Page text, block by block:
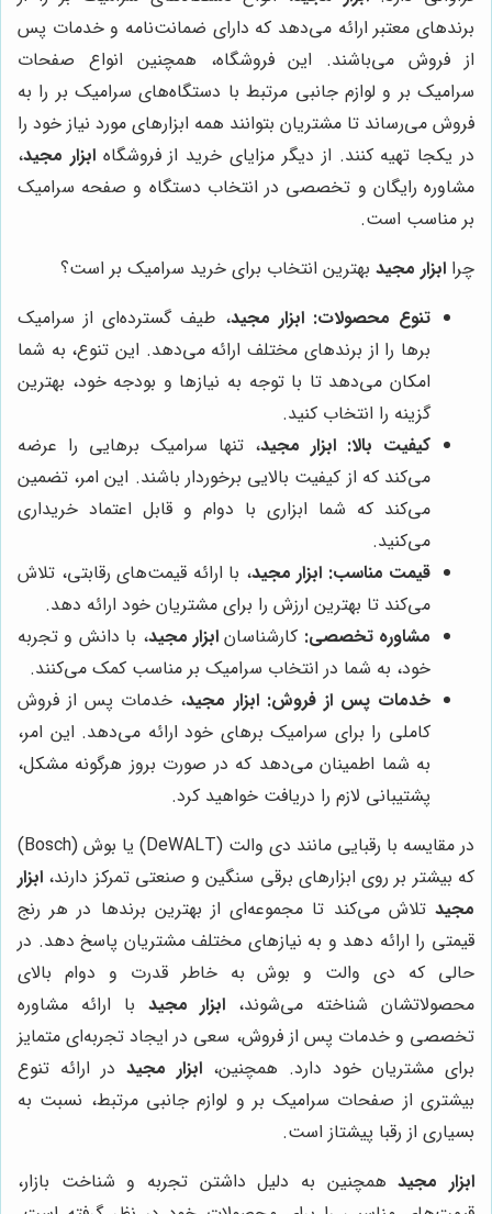
برندهای معتبر ارائه می‌دهد که دارای ضمانت‌نامه و خدمات پس
از فروش می‌باشند. این فروشگاه، همچنین انواع صفحات
سرامیک بر و لوازم جانبی مرتبط با دستگاه‌های سرامیک بر را به
فروش می‌رساند تا مشتریان بتوانند همه ابزارهای مورد نیاز خود را
در یکجا تهیه کنند. از دیگر مزایای خرید از فروشگاهابزار مجید،
مشاوره رایگان و تخصصی در انتخاب دستگاه و صفحه سرامیک
بر مناسب است.
چرا ابزار مجید بهترین انتخاب برای خرید سرامیک بر است؟
تنوع محصولات: ابزار مجید، طیف گسترده‌ای از سرامیک
برها را از برندهای مختلف ارائه می‌دهد. این تنوع، به شما
امکان می‌دهد تا با توجه به نیازها و بودجه خود، بهترین
گزینه را انتخاب کنید.
کیفیت بالا: ابزار مجید، تنها سرامیک برهایی را عرضه
می‌کند که از کیفیت بالایی برخوردار باشند. این امر، تضمین
می‌کند که شما ابزاری با دوام و قابل اعتماد خریداری
می‌کنید.
قیمت مناسب: ابزار مجید، با ارائه قیمت‌های رقابتی، تلاش
می‌کند تا بهترین ارزش را برای مشتریان خود ارائه دهد.
مشاوره تخصصی: کارشناسانابزار مجید، با دانش و تجربه
خود، به شما در انتخاب سرامیک بر مناسب کمک می‌کنند.
خدمات پس از فروش: ابزار مجید، خدمات پس از فروش
کاملی را برای سرامیک برهای خود ارائه می‌دهد. این امر،
به شما اطمینان می‌دهد که در صورت بروز هرگونه مشکل،
پشتیبانی لازم را دریافت خواهید کرد.
در مقایسه با رقبایی مانند دی والت (DeWALT) یا بوش (Bosch)
که بیشتر بر روی ابزارهای برقی سنگین و صنعتی تمرکز دارند، ابزار
مجید تلاش می‌کند تا مجموعه‌ای از بهترین برندها در هر رنج
قیمتی را ارائه دهد و به نیازهای مختلف مشتریان پاسخ دهد. در
حالی که دی والت و بوش به خاطر قدرت و دوام بالای
محصولاتشان شناخته می‌شوند، ابزار مجید با ارائه مشاوره
تخصصی و خدمات پس از فروش، سعی در ایجاد تجربه‌ای متمایز
برای مشتریان خود دارد. همچنین، ابزار مجید در ارائه تنوع
بیشتری از صفحات سرامیک بر و لوازم جانبی مرتبط، نسبت به
بسیاری از رقبا پیشتاز است.
ابزار مجیدهمچنین به دلیل داشتن تجربه و شناخت بازار،